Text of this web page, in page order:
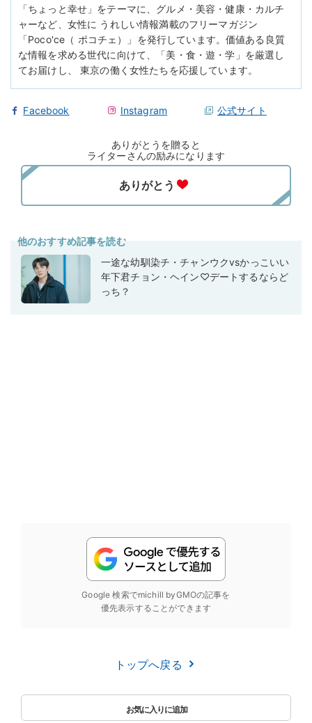
「ちょっと幸せ」をテーマに、グルメ・美容・健康・カルチ
ャーなど、女性に うれしい情報満載のフリーマガジン
「Poco'ce（ ポコチェ）」を発行しています。価値ある良質
な情報を求める世代に向けて、「美・食・遊・学」を厳選し
てお届けし、 東京の働く女性たちを応援しています。
Facebook Instagram 公式サイト
ありがとうを贈ると
ライターさんの励みになります
他のおすすめ記事を読む
一途な幼馴染チ・チャンウクvsかっこいい
年下君チョン・ヘイン♡デートするならど
っち？
Google 検索でmichill byGMOの記事を
優先表示することができます
トップへ戻る